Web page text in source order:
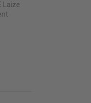
Laize